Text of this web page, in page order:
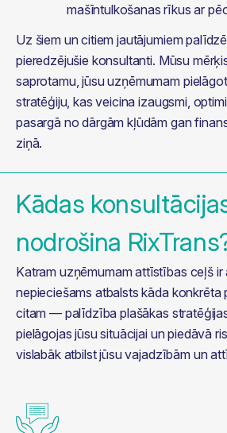
mašīntulkošanas rīkus ar
Uz šiem un citiem jautājumiem
pieredzējušie konsultanti. Mūsu
saprotamu, jūsu uzņēmumam
stratēģiju, kas veicina izaugsmi,
pasargā no dārgām kļūdām gan
ziņā.
Kādas
nodrošina
Katram uzņēmumam attīstības ceļš
nepieciešams atbalsts kāda konkrēta
citam — palīdzība plašākas
pielāgojas jūsu situācijai un piedāvā
vislabāk atbilst jūsu vajadzībām un